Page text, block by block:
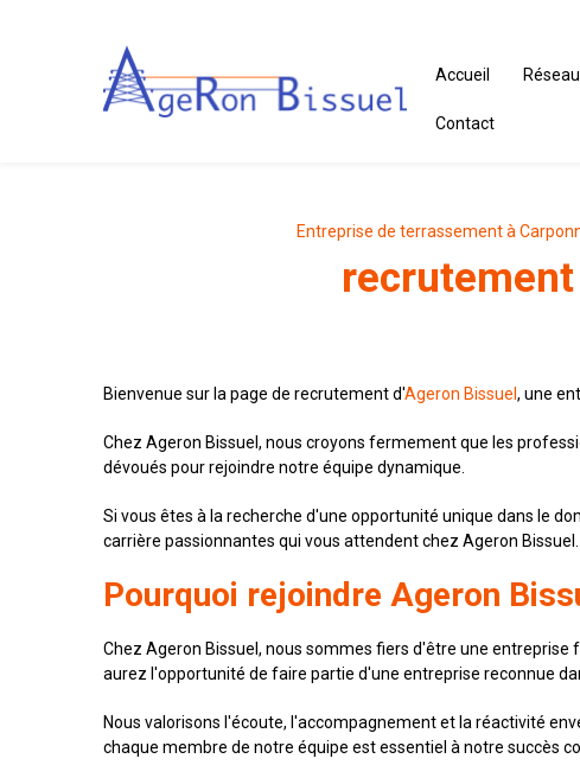
Accueil
Contact
Entreprise de terrassement à
Bienvenue sur la page de recrutement d'Ageron Bissuel , une
Chez Ageron Bissuel, nous croyons fermement que les
dévoués pour rejoindre notre équipe dynamique.
Si vous êtes à la recherche d'une opportunité unique dans le
carrière passionnantes qui vous attendent chez Ageron Bissuel.
Pourquoi rejoindre Ageron
Chez Ageron Bissuel, nous sommes fiers d'être une
aurez l'opportunité de faire partie d'une entreprise reconnue
Nous valorisons l'écoute, l'accompagnement et la réactivité
chaque membre de notre équipe est essentiel à notre succès